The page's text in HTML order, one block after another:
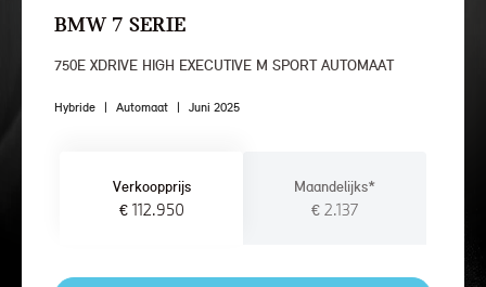
BMW 7 SERIE
750E XDRIVE HIGH EXECUTIVE M SPORT AUTOMAAT
Hybride | Automaat | Juni 2025
Verkoopprijs
€ 112.950
Maandelijks*
€ 2.137